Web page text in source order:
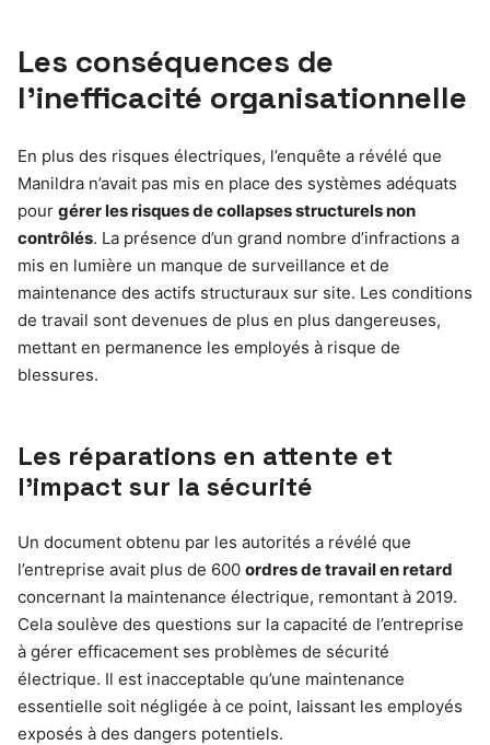
Les conséquences de
l’inefficacité organisationnelle
En plus des risques électriques, l’enquête a révélé que
Manildra n’avait pas mis en place des systèmes adéquats
pour gérer les risques de collapses structurels non
contrôlés. La présence d’un grand nombre d’infractions a
mis en lumière un manque de surveillance et de
maintenance des actifs structuraux sur site. Les conditions
de travail sont devenues de plus en plus dangereuses,
mettant en permanence les employés à risque de
blessures.
Les réparations en attente et
l’impact sur la sécurité
Un document obtenu par les autorités a révélé que
l’entreprise avait plus de 600 ordres de travail en retard
concernant la maintenance électrique, remontant à 2019.
Cela soulève des questions sur la capacité de l’entreprise
à gérer efficacement ses problèmes de sécurité
électrique. Il est inacceptable qu’une maintenance
essentielle soit négligée à ce point, laissant les employés
exposés à des dangers potentiels.